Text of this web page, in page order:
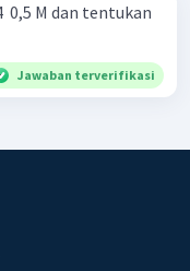
0,5 M dan tentukan
Jawaban terverifikasi